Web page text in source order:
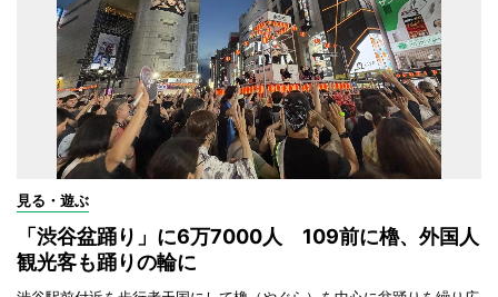
見る・遊ぶ
「渋谷盆踊り」に6万7000人 109前に櫓、外国人
観光客も踊りの輪に